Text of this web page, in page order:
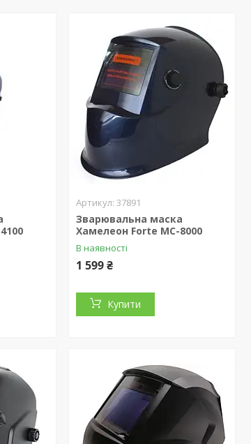
37891
Зварювальна маска
Хамелеон Forte МС-8000
В наявності
1 599 ₴
Купити